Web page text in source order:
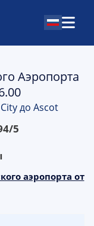
Аэропорта
до Ascot
/5
аэропорта от